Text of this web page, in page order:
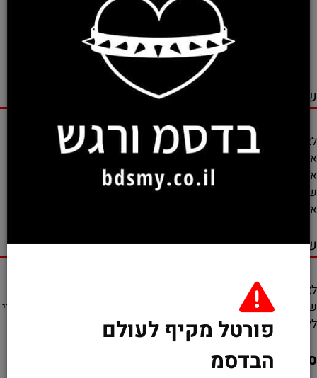
קשירת הרגליים
: יצירת קשרים חביבים בשיבארי לגב הרגליים
תאפשר תחושת נייחות ובקרה, ובאותה מידה תחושת ביטחון.
חשוב לזכור להימנע מלחץ יתר.
שלב 4: יצירת דינמיקות של שליטה
לאחר שלמדתם את הטכניקות הבסיסיות, אתם יכולים להתחיל לשלב
את הקשרים בעבודה על כל הגוף ולהפוך את הקשירה ליצירת אמנות
אסתטית. אתם יכולים להשתמש בחוטים כדי ליצור דינמיקות של
שליטה, כמו השפלה, הובלה או מתח רגשי. תחושת הכניעה שתלווה
את הקשירה תאפשר לשני הצדדים לחוות חוויות עוצמתיות.
שלב 5: סיום והפסקה
לאחר שהקשירה הושלמה, אל תשכחו תמיד לעדכן את הסאב ולוודא
שהוא מרגיש נעים ובטוח. יש להימנע מהשארת הקשירה זמן ארוך מדי
ללא שחרור.
סיכום
פורטל מקיף לעולם
הבדסמ